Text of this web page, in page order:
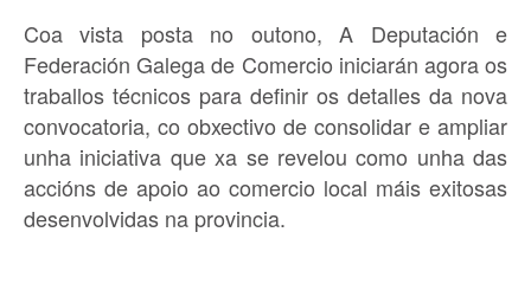
Coa vista posta no outono, A Deputación e
Federación Galega de Comercio iniciarán agora os
traballos técnicos para definir os detalles da nova
convocatoria, co obxectivo de consolidar e ampliar
unha iniciativa que xa se revelou como unha das
accións de apoio ao comercio local máis exitosas
desenvolvidas na provincia.